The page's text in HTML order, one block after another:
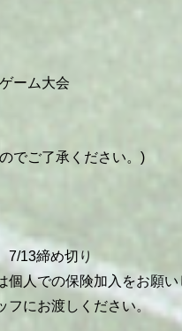
ーム大会
でご了承ください。)
7/13締め切り
人での保険加入をお願い
フにお渡しください。